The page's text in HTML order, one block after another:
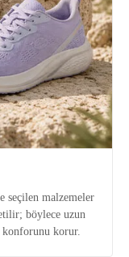
seçilen malzemeler
böylece uzun
konforunu korur.